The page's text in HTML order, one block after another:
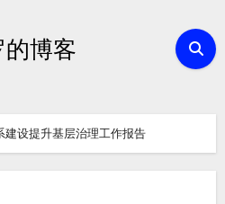
博客
建设提升基层治理工作报告